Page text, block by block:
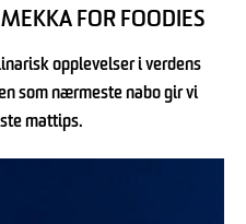
FOR FOODIES
opplevelser i verdens
som nærmeste nabo gir vi
mattips.